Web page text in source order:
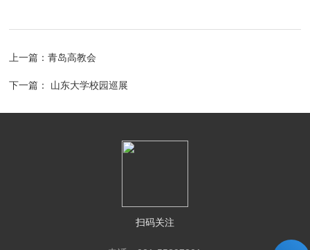
上一篇：青岛高教会
下一篇： 山东大学校园巡展
扫码关注